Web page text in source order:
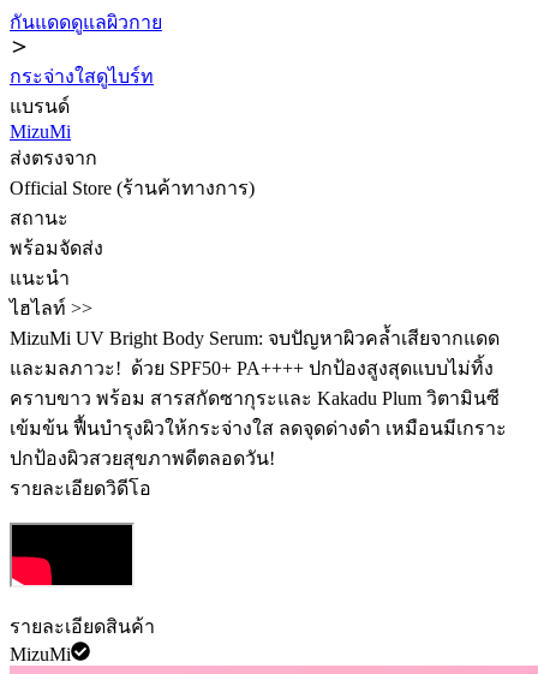
กันแดดดูแลผิวกาย
กระจ่างใสดูไบร์ท
แบรนด์
MizuMi
ส่งตรงจาก
Official Store (ร้านค้าทางการ)
สถานะ
พร้อมจัดส่ง
แนะนำ
ไฮไลท์ >>
MizuMi UV Bright Body Serum: จบปัญหาผิวคล้ำเสียจากแดด
และมลภาวะ! ️ ด้วย SPF50+ PA++++ ปกป้องสูงสุดแบบไม่ทิ้ง
คราบขาว พร้อม สารสกัดซากุระและ Kakadu Plum วิตามินซี
เข้มข้น ฟื้นบำรุงผิวให้กระจ่างใส ลดจุดด่างดำ เหมือนมีเกราะ
ปกป้องผิวสวยสุขภาพดีตลอดวัน!
รายละเอียดวิดีโอ
รายละเอียดสินค้า
MizuMi